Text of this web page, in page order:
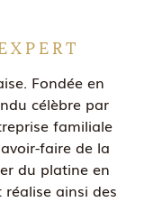
Fondée en
célèbre par
familiale
faire de la
du platine en
ainsi des